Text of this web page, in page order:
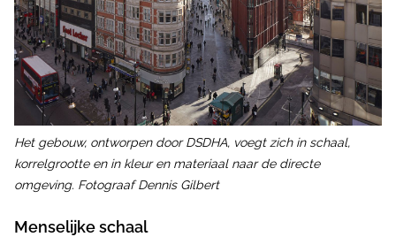
Het gebouw, ontworpen door DSDHA, voegt zich in schaal,
korrelgrootte en in kleur en materiaal naar de directe
omgeving. Fotograaf Dennis Gilbert
Menselijke schaal